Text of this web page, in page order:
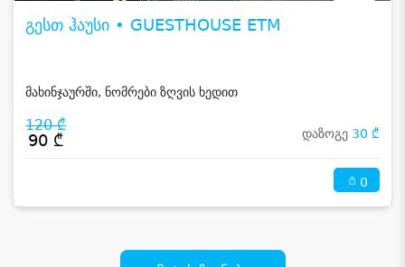
გესთ ჰაუსი • GUESTHOUSE ETM
მახინჯაურში, ნომრები ზღვის ხედით
120 ₾
90 ₾ დაზოგე 30 ₾
0